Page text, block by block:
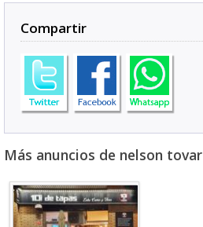
Compartir
Más anuncios de nelson tovar